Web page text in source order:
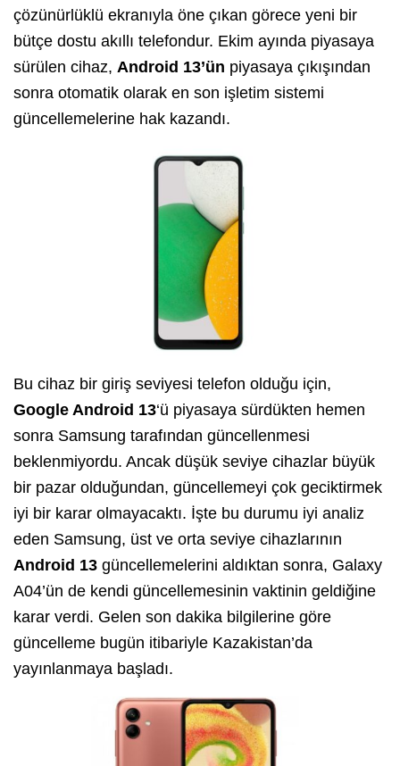
çözünürlüklü ekranıyla öne çıkan görece yeni bir
bütçe dostu akıllı telefondur. Ekim ayında piyasaya
sürülen cihaz, Android 13’ün piyasaya çıkışından
sonra otomatik olarak en son işletim sistemi
güncellemelerine hak kazandı.
Bu cihaz bir giriş seviyesi telefon olduğu için,
Google Android 13‘ü piyasaya sürdükten hemen
sonra Samsung tarafından güncellenmesi
beklenmiyordu. Ancak düşük seviye cihazlar büyük
bir pazar olduğundan, güncellemeyi çok geciktirmek
iyi bir karar olmayacaktı. İşte bu durumu iyi analiz
eden Samsung, üst ve orta seviye cihazlarının
Android 13 güncellemelerini aldıktan sonra, Galaxy
A04’ün de kendi güncellemesinin vaktinin geldiğine
karar verdi. Gelen son dakika bilgilerine göre
güncelleme bugün itibariyle Kazakistan’da
yayınlanmaya başladı.